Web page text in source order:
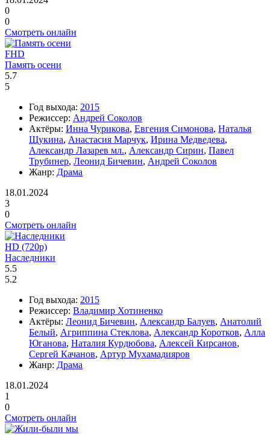
0
0
Смотреть онлайн
FHD
Память осени
5.7
5
Год выхода: 2015
Режиссер: Андрей Соколов
Актёры: Инна Чурикова, Евгения Симонова, Наталья
Щукина, Анастасия Марчук, Ирина Медведева,
Александр Лазарев мл., Александр Сирин, Павел
Трубинер, Леонид Бичевин, Андрей Соколов
Жанр: Драма
18.01.2024
3
0
Смотреть онлайн
HD (720p)
Наследники
5.5
5.2
Год выхода: 2015
Режиссер: Владимир Хотиненко
Актёры: Леонид Бичевин, Александр Балуев, Анатолий
Белый, Агриппина Стеклова, Александр Коротков, Алла
Юганова, Наталия Курдюбова, Алексей Кирсанов,
Сергей Качанов, Артур Мухамадияров
Жанр: Драма
18.01.2024
1
0
Смотреть онлайн